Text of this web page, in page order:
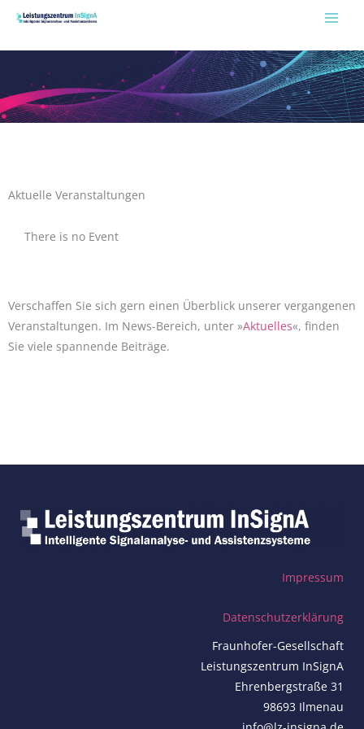
Zum
springen
Aktuelle Veranstaltungen
There is no Event
Verschaffen Sie sich gern einen Überblick unserer vergangenen
Veranstaltungen. Im News-Bereich, unter »Aktuelles«, finden
Sie viele spannende Beiträge.
Impressum
Datenschutzerklärung
Fraunhofer-Gesellschaft
Leistungszentrum InSignA
Ehrenbergstraße 31
98693 Ilmenau